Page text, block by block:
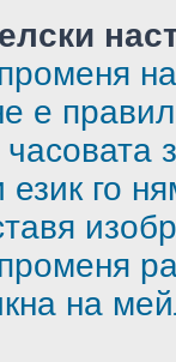
е
го
на